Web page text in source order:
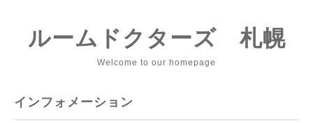
ルームドクターズ 札幌
Welcome to our homepage
インフォメーション